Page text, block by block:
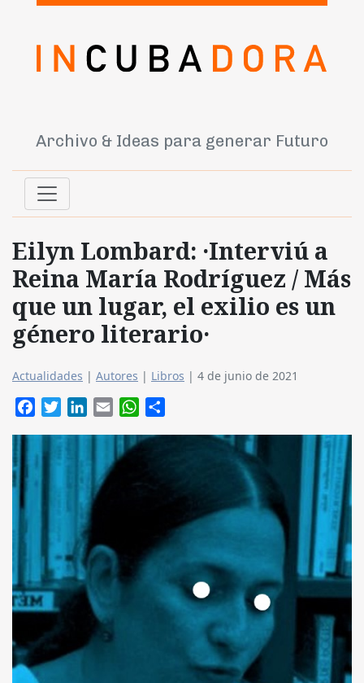
Archivo & Ideas para generar Futuro
Eilyn Lombard: ·Interviú a
Reina María Rodríguez / Más
que un lugar, el exilio es un
género literario·
Actualidades | Autores | Libros | 4 de junio de 2021
FacebookTwitterLinkedIn
Email WhatsApp